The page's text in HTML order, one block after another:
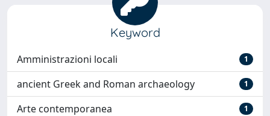
Keyword
Amministrazioni locali 1
ancient Greek and Roman archaeology 1
Arte contemporanea 1